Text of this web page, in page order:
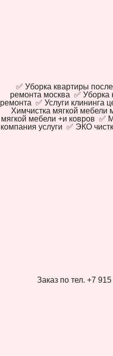
✅ Уборка квартиры
ремонта москва ✅
ремонта ✅ Услуги клининга
Химчистка мягкой мебели
мягкой мебели +и ковров ✅
компания услуги ✅ ЭКО
Заказ по тел. +7